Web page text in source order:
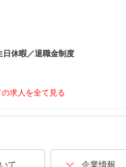
休暇／退職金制度
求人を全て見る
て 企業情報